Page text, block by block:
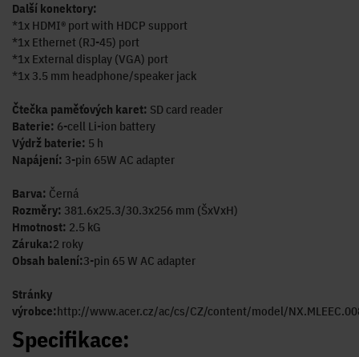
Další konektory:
*1x HDMI® port with HDCP support
*1x Ethernet (RJ-45) port
*1x External display (VGA) port
*1x 3.5 mm headphone/speaker jack
Čtečka paměťových karet: SD card reader
Baterie: 6-cell Li-ion battery
Výdrž baterie: 5 h
Napájení: 3-pin 65W AC adapter
Barva: Černá
Rozměry: 381.6x25.3/30.3x256 mm (ŠxVxH)
Hmotnost: 2.5 kG
Záruka:2 roky
Obsah balení:3-pin 65 W AC adapter
Stránky
výrobce:http://www.acer.cz/ac/cs/CZ/content/model/
Specifikace: